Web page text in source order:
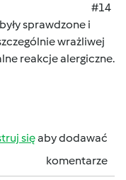
#14
sprawdzone i
wrażliwej
reakcje alergiczne.
sięaby dodawać
komentarze